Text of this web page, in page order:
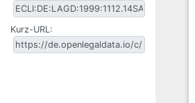
Kurz-URL: